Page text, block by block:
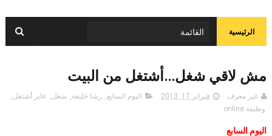
الرئيسية
مش لاقي شغل...أشتغل من البيت
غير معرف فبراير 17, 2013 اليوم السابع, رشا خليفة, شغل, عايز أشتغل,
وظيفة online
اليوم السابع